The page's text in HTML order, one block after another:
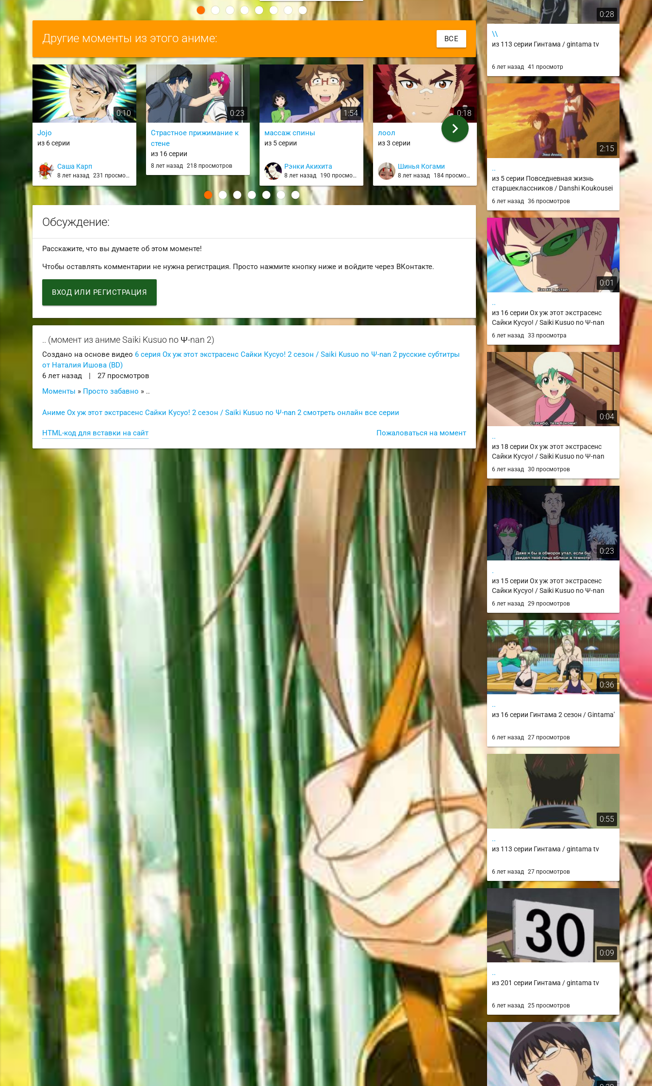
Другие моменты из этого аниме: ВСЕ
0:10
Jojo
из 6 серии
Саша Карп
8 лет назад 231 просмотр
0:23
Страстное прижимание к
стене
из 16 серии
8 лет назад 218 просмотров
1:54
массаж спины
из 5 серии
Рэнки Акихита
8 лет назад 190 просмотров
0:18
лоол
из 3 серии
Шинья Когами
8 лет назад 184 просмотра
0:23
Орукеклол Сайки vs
из 8 серии
8 лет назад
chevron_right
Обсуждение:
Расскажите, что вы думаете об этом моменте!
Чтобы оставлять комментарии не нужна регистрация. Просто нажмите кнопку ниже и войдите через ВКонтакте.
ВХОД ИЛИ РЕГИСТРАЦИЯ
.. (момент из аниме Saiki Kusuo no Ψ-nan 2)
Создано на основе видео 6 серия Ох уж этот экстрасенс Сайки Кусуо! 2 сезон / Saiki Kusuo no Ψ-nan 2 русские субтитры
от Наталия Ишова (BD)
6 лет назад
|
27 просмотров
Моменты » Просто забавно » ..
Аниме Ох уж этот экстрасенс Сайки Кусуо! 2 сезон / Saiki Kusuo no Ψ-nan 2 смотреть онлайн все серии
Пожаловаться на момент
HTML-код для вставки на сайт
0:28
\\
из 113 серии Гинтама / gintama tv
6 лет назад 41 просмотр
2:15
..
из 5 серии Повседневная жизнь
старшеклассников / Danshi Koukousei
no Nichijou
6 лет назад 36 просмотров
0:01
..
из 16 серии Ох уж этот экстрасенс
Сайки Кусуо! / Saiki Kusuo no Ψ-nan
6 лет назад 33 просмотра
0:04
..
из 18 серии Ох уж этот экстрасенс
Сайки Кусуо! / Saiki Kusuo no Ψ-nan
6 лет назад 30 просмотров
0:23
.
из 15 серии Ох уж этот экстрасенс
Сайки Кусуо! / Saiki Kusuo no Ψ-nan
6 лет назад 29 просмотров
0:36
..
из 16 серии Гинтама 2 сезон / Gintama'
6 лет назад 27 просмотров
0:55
..
из 113 серии Гинтама / gintama tv
6 лет назад 27 просмотров
0:09
..
из 201 серии Гинтама / gintama tv
6 лет назад 25 просмотров